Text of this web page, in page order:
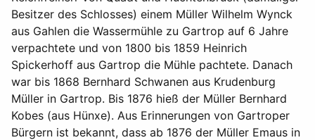
Besitzer des Schlosses) einem Müller Wilhelm Wynck
aus Gahlen die Wassermühle zu Gartrop auf 6 Jahre
verpachtete und von 1800 bis 1859 Heinrich
Spickerhoff aus Gartrop die Mühle pachtete. Danach
war bis 1868 Bernhard Schwanen aus Krudenburg
Müller in Gartrop. Bis 1876 hieß der Müller Bernhard
Kobes (aus Hünxe). Aus Erinnerungen von Gartroper
Bürgern ist bekannt, dass ab 1876 der Müller Emaus in